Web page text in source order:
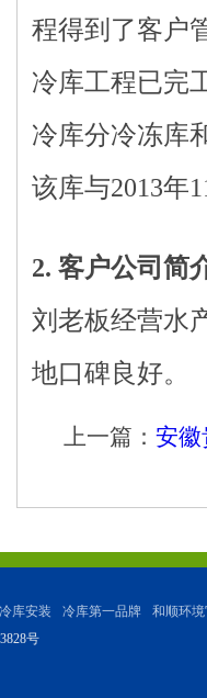
程得到了客户
冷库工程已完
冷库分冷冻库
该库与2013年
2. 客户公司简
刘老板经营水
地口碑良好。
上一篇： 安徽
库安装 冷库第一品牌
和顺环
号